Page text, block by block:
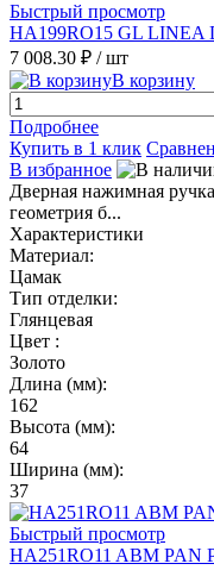
Быстрый просмотр
HA199RO15 GL LINEA
7 008.30 ₽ / шт
В корзину
Подробнее
Купить в 1 клик
В избранное
Дверная нажимная
геометрия б...
Характеристики
Материал:
Цамак
Тип отделки:
Глянцевая
Цвет :
Золото
Длина (мм):
162
Высота (мм):
64
Ширина (мм):
37
Быстрый просмотр
HA251RO11 ABM PAN